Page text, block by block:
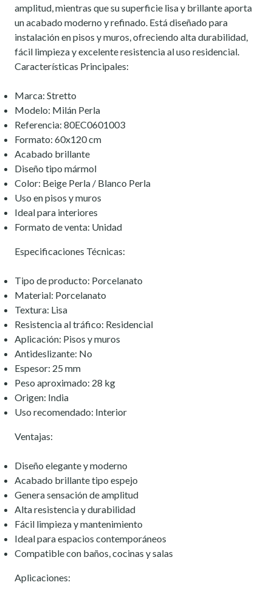
amplitud, mientras que su superficie lisa y brillante aporta
un acabado moderno y refinado. Está diseñado para
instalación en pisos y muros, ofreciendo alta durabilidad,
fácil limpieza y excelente resistencia al uso residencial.
Características Principales:
Marca: Stretto
Modelo: Milán Perla
Referencia: 80EC0601003
Formato: 60x120 cm
Acabado brillante
Diseño tipo mármol
Color: Beige Perla / Blanco Perla
Uso en pisos y muros
Ideal para interiores
Formato de venta: Unidad
Especificaciones Técnicas:
Tipo de producto: Porcelanato
Material: Porcelanato
Textura: Lisa
Resistencia al tráfico: Residencial
Aplicación: Pisos y muros
Antideslizante: No
Espesor: 25 mm
Peso aproximado: 28 kg
Origen: India
Uso recomendado: Interior
Ventajas:
Diseño elegante y moderno
Acabado brillante tipo espejo
Genera sensación de amplitud
Alta resistencia y durabilidad
Fácil limpieza y mantenimiento
Ideal para espacios contemporáneos
Compatible con baños, cocinas y salas
Aplicaciones: